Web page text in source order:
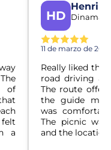
of
a
HD
Henrik
11 de marzo de 2026
Really liked the
road driving
The route
the guide
was
The picnic
and the